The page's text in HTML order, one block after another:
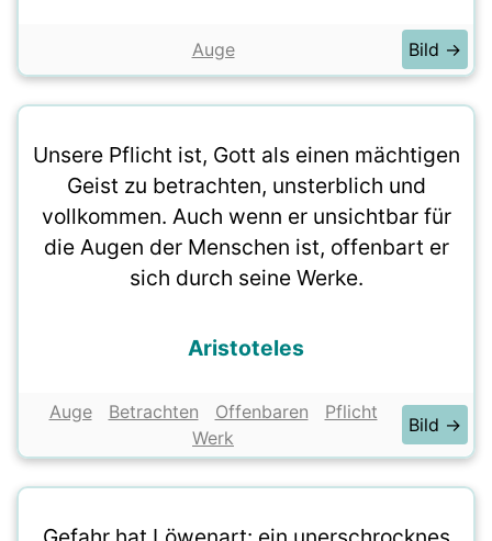
Auge Bild →
Unsere Pflicht ist, Gott als einen mächtigen
Geist zu betrachten, unsterblich und
vollkommen. Auch wenn er unsichtbar für
die Augen der Menschen ist, offenbart er
sich durch seine Werke.
Aristoteles
Auge Betrachten Offenbaren
Pflicht
Werk
Bild →